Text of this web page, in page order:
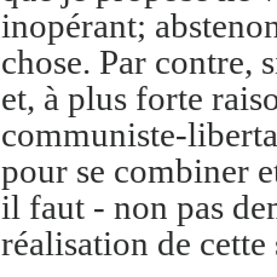
inopérant;
chose. Par contre,
et, à plus forte
communiste-
pour se combiner
il faut - non pas
réalisation de cette